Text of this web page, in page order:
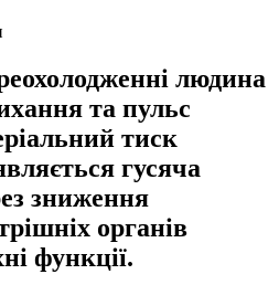
людина
та пульс
тиск
гусяча
зниження
органів
функції.